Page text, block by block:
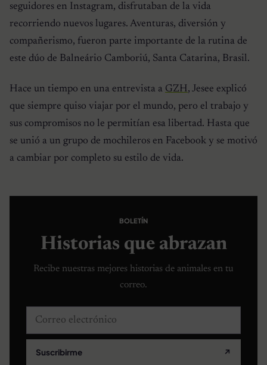
seguidores en Instagram, disfrutaban de la vida
recorriendo nuevos lugares. Aventuras, diversión y
compañerismo, fueron parte importante de la rutina de
este dúo de Balneário Camboriú, Santa Catarina, Brasil.
Hace un tiempo en una entrevista a GZH, Jesee explicó
que siempre quiso viajar por el mundo, pero el trabajo y
sus compromisos no le permitían esa libertad. Hasta que
se unió a un grupo de mochileros en Facebook y se motivó
a cambiar por completo su estilo de vida.
BOLETÍN
Historias que abrazan
Recibe nuestras mejores historias de animales en tu
correo.
Correo electrónico
Suscribirme ↗